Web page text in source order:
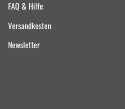
FAQ & Hilfe
Versandkosten
Newsletter